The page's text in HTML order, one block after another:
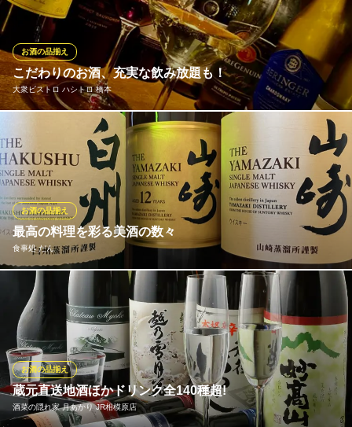
さい
橋本赤レンガ
隠れ家ダイニングバー
ＪＲ橋本駅 徒歩5分
神奈川県相模原市緑区橋本6-23-7
こだわりのお酒、充実な飲み放題も！
大衆ビストロ ハシトロ 橋本
お酒の品揃え
ワインだけでも数十種以上揃えております！ それらをグラスでお
楽しみいただけます♪ 相性バッチリなお料理もご用意してますの
で是非ご利用ください♪
大衆ビストロ ハシトロ 橋本
橋本のビストロ
ＪＲ橋本駅 徒歩1分
神奈川県相模原市緑区橋本3-29-6 橋本センタービル2F
最高の料理を彩る美酒の数々
食事処 だん
お酒の品揃え
プレミアムウイスキー入荷いたしました。 山崎12年、山崎シング
ルモルト、白州シングルモルト！ プレミアムなウイスキーで特別
な時間をお過ごしくださればと思います。
食事処 だん
団らんで暖かな和食処
ＪＲ相模線上溝駅 徒歩4分
神奈川県相模原市中央区上溝5-12-4 スピアッジャ1F
蔵元直送地酒ほかドリンク全140種超!
酒菜の隠れ家 月あかり JR相模原店
お酒の品揃え